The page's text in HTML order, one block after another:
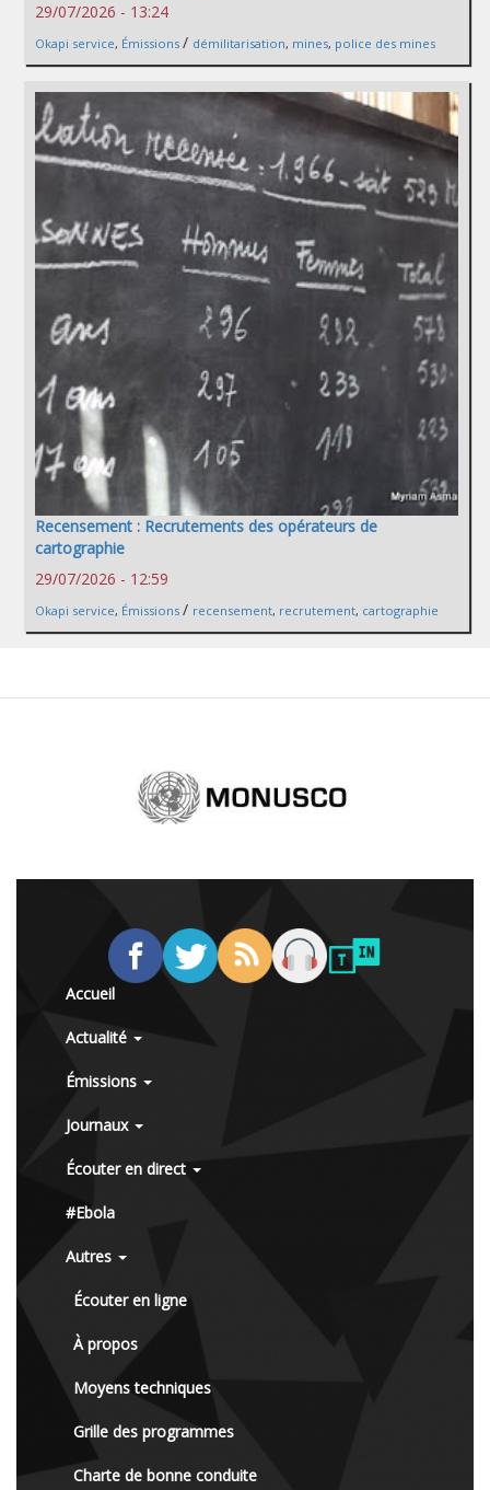
29/07/2026 - 13:24
Okapi service, Émissions / démilitarisation, mines, police des mines
Recensement : Recrutements des opérateurs de
cartographie
29/07/2026 - 12:59
Okapi service, Émissions / recensement, recrutement, cartographie
Accueil
Actualité
Émissions
Journaux
Écouter en direct
#Ebola
Autres
Écouter en ligne
À propos
Moyens techniques
Grille des programmes
Charte de bonne conduite